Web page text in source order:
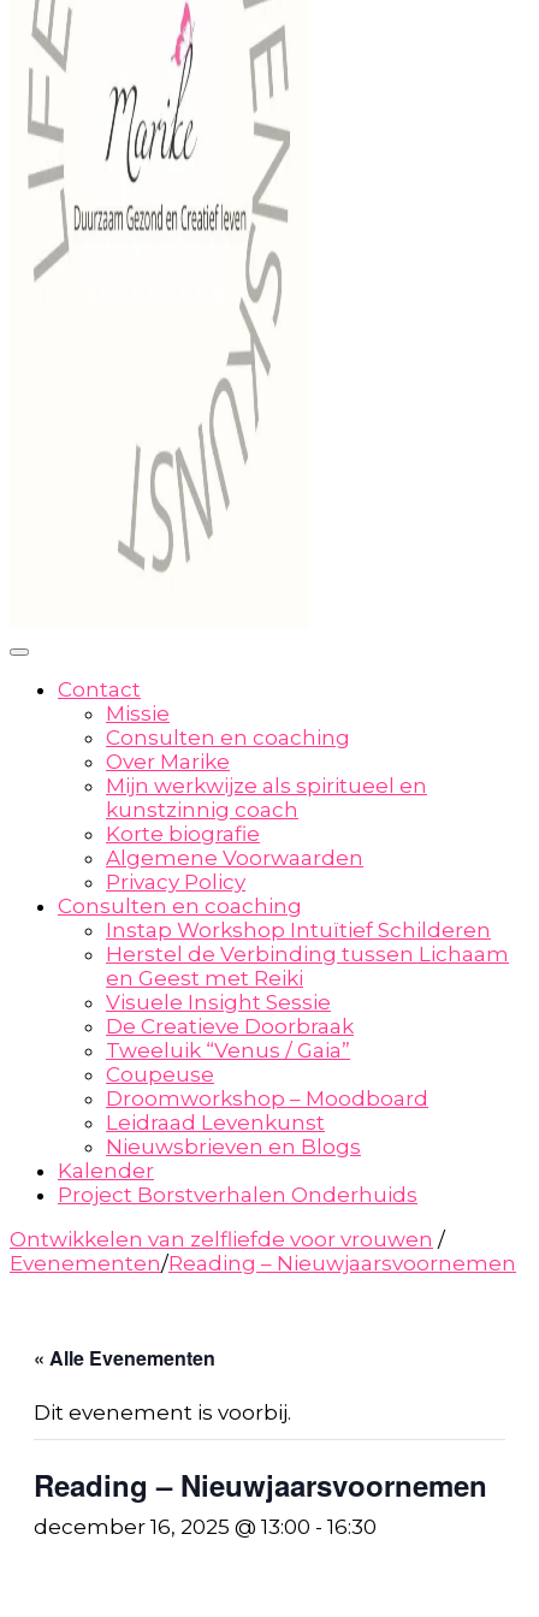
Contact
Missie
Consulten en coaching
Over Marike
Mijn werkwijze als spiritueel en
kunstzinnig coach
Korte biografie
Algemene Voorwaarden
Privacy Policy
Consulten en coaching
Instap Workshop Intuïtief Schilderen
Herstel de Verbinding tussen Lichaam
en Geest met Reiki
Visuele Insight Sessie
De Creatieve Doorbraak
Tweeluik “Venus / Gaia”
Coupeuse
Droomworkshop – Moodboard
Leidraad Levenkunst
Nieuwsbrieven en Blogs
Kalender
Project Borstverhalen Onderhuids
Ontwikkelen van zelfliefde voor vrouwen /
Evenementen/Reading – Nieuwjaarsvoornemen
« Alle Evenementen
Dit evenement is voorbij.
Reading – Nieuwjaarsvoornemen
december 16, 2025 @ 13:00 - 16:30